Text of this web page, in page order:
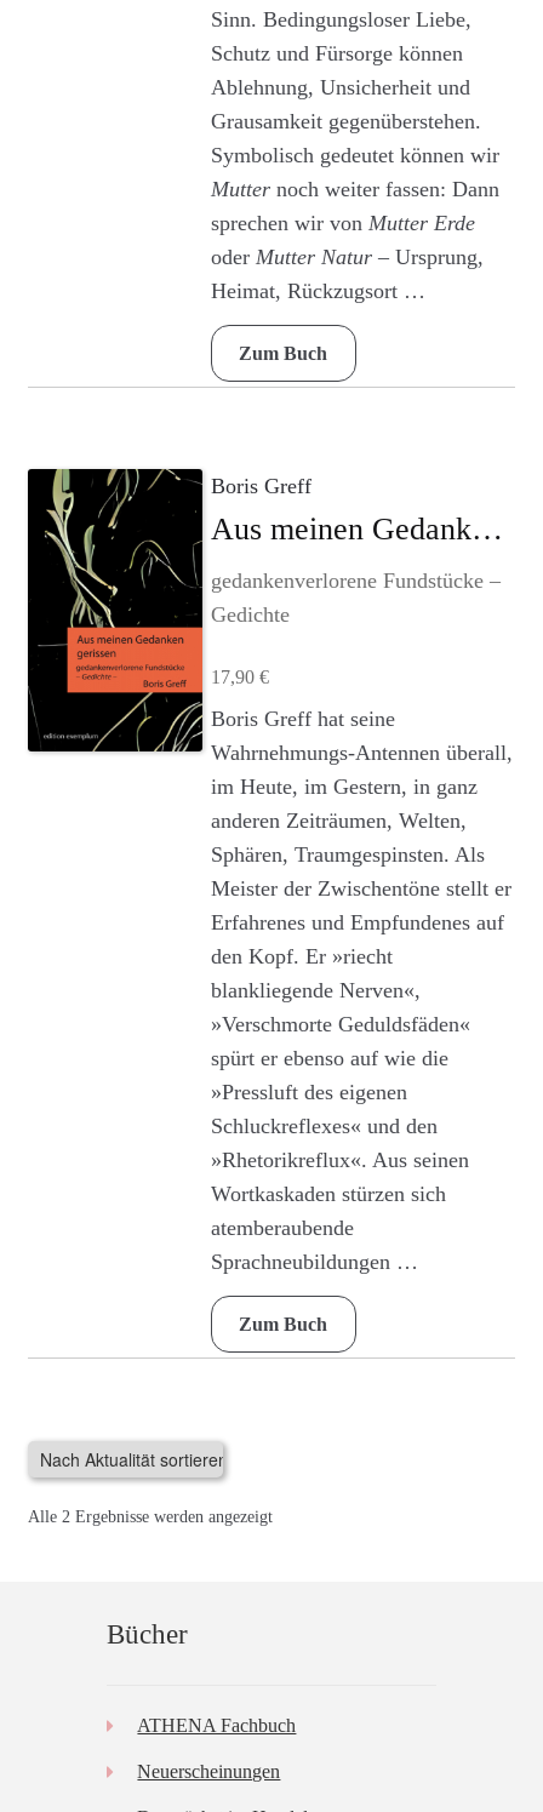
Sinn. Bedingungsloser Liebe,
Schutz und Fürsorge können
Ablehnung, Unsicherheit und
Grausamkeit gegenüberstehen.
Symbolisch gedeutet können wir
Mutter noch weiter fassen: Dann
sprechen wir von Mutter Erde
oder Mutter Natur– Ursprung,
Heimat, Rückzugsort …
Zum Buch
Boris Greff
Aus meinen Gedanken gerissen
gedankenverlorene Fundstücke –
Gedichte
17,90 €
Boris Greff hat seine
Wahrnehmungs-Antennen überall,
im Heute, im Gestern, in ganz
anderen Zeiträumen, Welten,
Sphären, Traumgespinsten. Als
Meister der Zwischentöne stellt er
Erfahrenes und Empfundenes auf
den Kopf. Er »riecht
blankliegende Nerven«,
»Verschmorte Geduldsfäden«
spürt er ebenso auf wie die
»Pressluft des eigenen
Schluckreflexes« und den
»Rhetorikreflux«. Aus seinen
Wortkaskaden stürzen sich
atemberaubende
Sprachneubildungen …
Zum Buch
Alle 2 Ergebnisse werden angezeigtNach
Bücher
ATHENA Fachbuch
Neuerscheinungen